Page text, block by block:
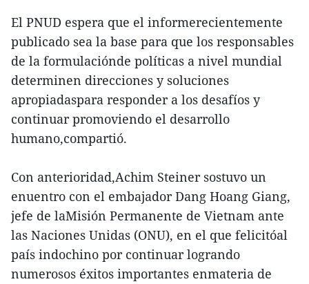
El PNUD espera que el informerecientemente
publicado sea la base para que los responsables
de la formulaciónde políticas a nivel mundial
determinen direcciones y soluciones
apropiadaspara responder a los desafíos y
continuar promoviendo el desarrollo
humano,compartió.
Con anterioridad,Achim Steiner sostuvo un
enuentro con el embajador Dang Hoang Giang,
jefe de laMisión Permanente de Vietnam ante
las Naciones Unidas (ONU), en el que felicitóal
país indochino por continuar logrando
numerosos éxitos importantes enmateria de